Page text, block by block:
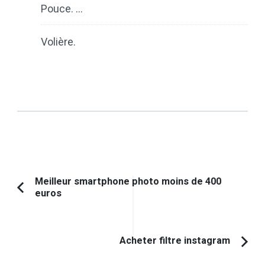
Pouce. …
Volière.
Navigation
d'article
Article
Meilleur smartphone photo moins de 400
euros
Acheter filtre instagram